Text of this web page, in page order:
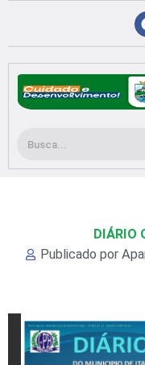
conteúdo
Pesquisar
DIÁRIO
Publicado por